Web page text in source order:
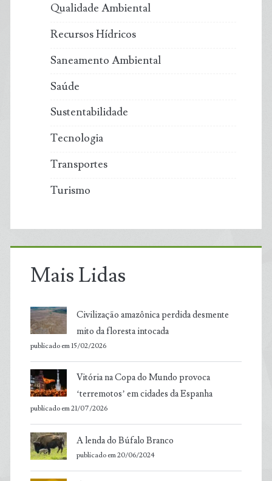
Qualidade Ambiental
Recursos Hídricos
Saneamento Ambiental
Saúde
Sustentabilidade
Tecnologia
Transportes
Turismo
Mais Lidas
Civilização amazônica perdida desmente
mito da floresta intocada
publicado em 15/02/2026
Vitória na Copa do Mundo provoca
‘terremotos’ em cidades da Espanha
publicado em 21/07/2026
A lenda do Búfalo Branco
publicado em 20/06/2024